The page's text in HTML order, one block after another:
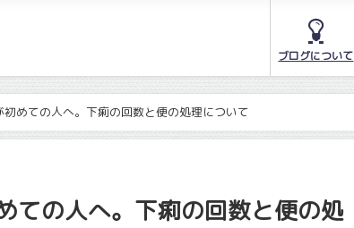
ブログについて
初めての人へ。下痢の回数と便の処理について
ての人へ。下痢の回数と便の処